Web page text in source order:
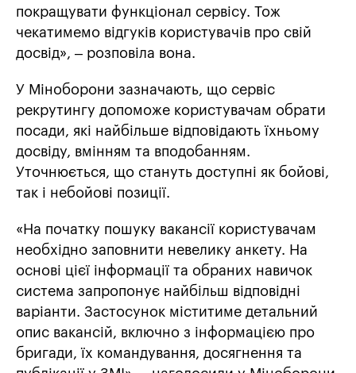
покращувати функціонал сервісу. Тож
чекатимемо відгуків користувачів про свій
досвід», – розповіла вона.
У Міноборони зазначають, що сервіс
рекрутингу допоможе користувачам обрати
посади, які найбільше відповідають їхньому
досвіду, вмінням та вподобанням.
Уточнюється, що стануть доступні як бойові,
так і небойові позиції.
«На початку пошуку вакансії користувачам
необхідно заповнити невелику анкету. На
основі цієї інформації та обраних навичок
система запропонує найбільш відповідні
варіанти. Застосунок міститиме детальний
опис вакансій, включно з інформацією про
бригади, їх командування, досягнення та